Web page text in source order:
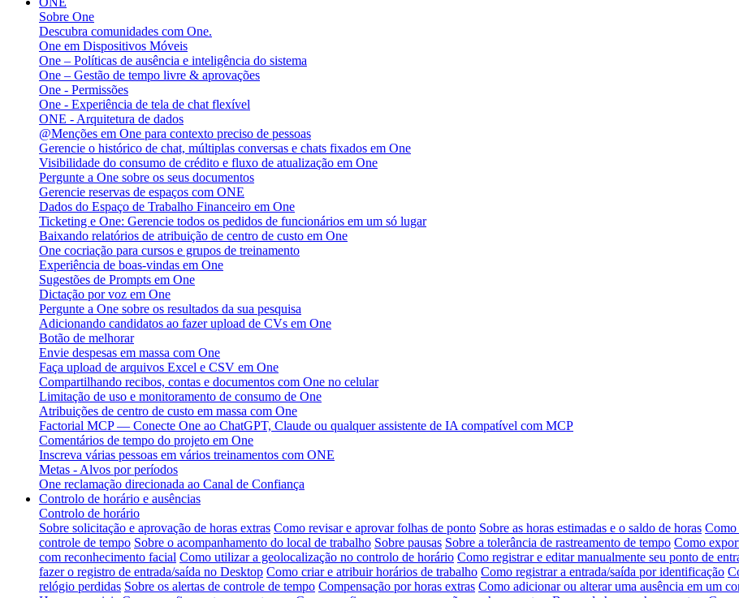
Sobre One
Descubra comunidades com One.
One em Dispositivos Móveis
One – Políticas de ausência e inteligência do sistema
One – Gestão de tempo livre & aprovações
One - Permissões
One - Experiência de tela de chat flexível
ONE - Arquitetura de dados
@Menções em One para contexto preciso de pessoas
Gerencie o histórico de chat, múltiplas conversas e chats fixados em One
Visibilidade do consumo de crédito e fluxo de atualização em One
Pergunte a One sobre os seus documentos
Gerencie reservas de espaços com ONE
Dados do Espaço de Trabalho Financeiro em One
Ticketing e One: Gerencie todos os pedidos de funcionários em um só lugar
Baixando relatórios de atribuição de centro de custo em One
One cocriação para cursos e grupos de treinamento
Experiência de boas-vindas em One
Sugestões de Prompts em One
Dictação por voz em One
Pergunte a One sobre os resultados da sua pesquisa
Adicionando candidatos ao fazer upload de CVs em One
Botão de melhorar
Envie despesas em massa com One
Faça upload de arquivos Excel e CSV em One
Compartilhando recibos, contas e documentos com One no celular
Limitação de uso e monitoramento de consumo de One
Atribuições de centro de custo em massa com One
Factorial MCP — Conecte One ao ChatGPT, Claude ou qualquer assistente de IA compatível com MCP
Comentários de tempo do projeto em One
Inscreva várias pessoas em vários treinamentos com ONE
Metas - Alvos por períodos
One reclamação direcionada ao Canal de Confiança
Controlo de horário e ausências
Controlo de horário
Sobre solicitação e aprovação de horas extras Como revisar e aprovar folhas de ponto Sobre as horas estimadas e o saldo de horas Como
controle de tempo Sobre o acompanhamento do local de trabalho Sobre pausas Sobre a tolerância de rastreamento de tempo Como
com reconhecimento facial Como utilizar a geolocalização no controlo de horário Como registrar e editar manualmente seu ponto de
fazer o registro de entrada/saída no Desktop Como criar e atribuir horários de trabalho Como registrar a entrada/saída por identificação
relógio perdidas Sobre os alertas de controle de tempo Compensação por horas extras Como adicionar ou alterar uma ausência em um